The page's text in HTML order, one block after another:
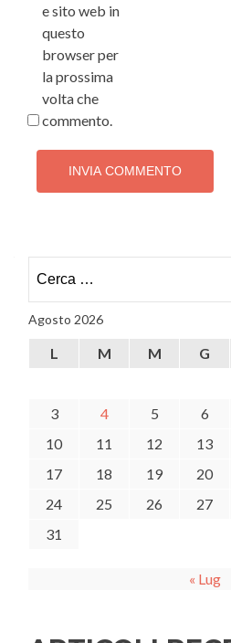
e sito web in
questo
browser per
la prossima
volta che
commento.
per:
Agosto 2026
L M M G
3
4 5 6
10
11 12 13
17
18 19 20
24
25 26 27
31
« Lug